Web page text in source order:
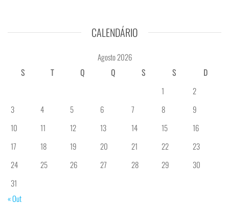
CALENDÁRIO
Agosto 2026
S
T Q Q S S
D
1
2
3
4 5 6 7 8
9
10
11 12 13 14 15
16
17
18 19 20 21 22
23
24
25 26 27 28 29
30
31
« Out